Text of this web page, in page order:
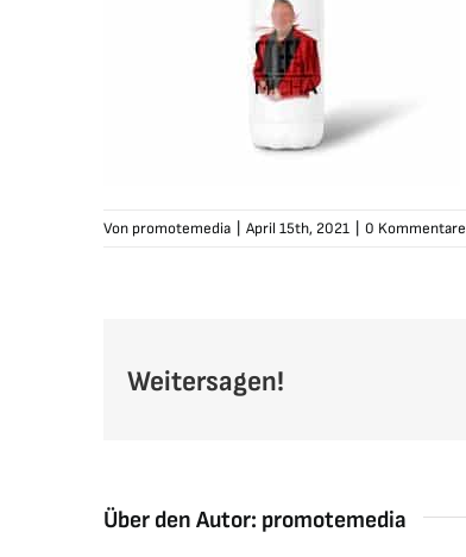
Von promotemedia April 15th, 2021 0 Kommentare
Weitersagen!
Über den Autor: promotemedia